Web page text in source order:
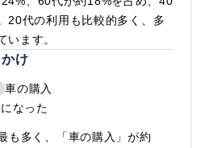
20代の利用も比較的多く、多
います。
け
車の購入
なった
も多く、「車の購入」が約